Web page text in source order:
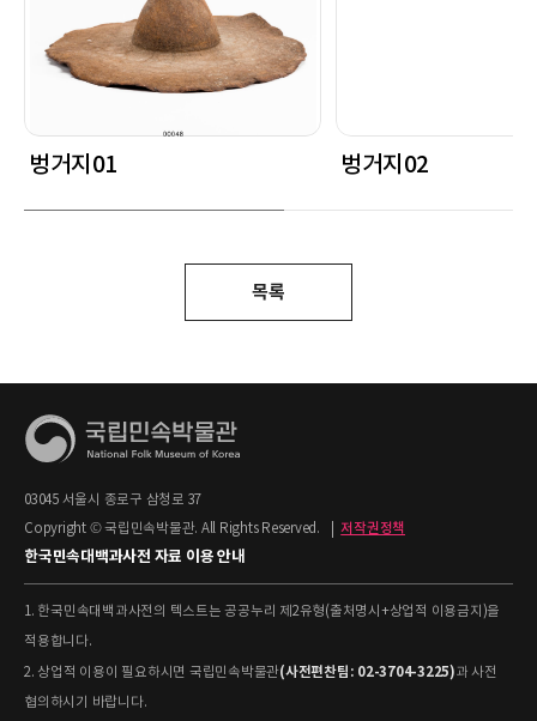
벙거지01 벙거지02
목록
03045 서울시 종로구 삼청로 37
Copyright © 국립민속박물관. All Rights Reserved.
저작권정책
한국민속대백과사전 자료 이용 안내
1. 한국민속대백과사전의 텍스트는 공공누리 제2유형(출처명시+상업적 이용금지)을
적용합니다.
2. 상업적 이용이 필요하시면 국립민속박물관(사전편찬팀: 02-3704-3225)과 사전
협의하시기 바랍니다.